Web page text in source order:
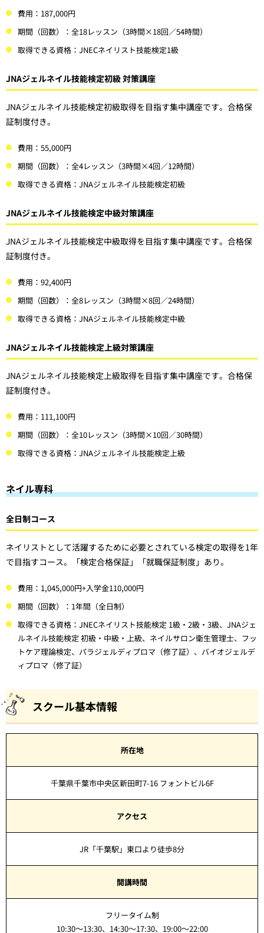
費用：187,000円
期間（回数）：全18レッスン（3時間×18回／54時間）
取得できる資格：JNECネイリスト技能検定1級
JNAジェルネイル技能検定初級 対策講座
JNAジェルネイル技能検定初級取得を目指す集中講座です。合格保
証制度付き。
費用：55,000円
期間（回数）：全4レッスン（3時間×4回／12時間）
取得できる資格：JNAジェルネイル技能検定初級
JNAジェルネイル技能検定中級対策講座
JNAジェルネイル技能検定中級取得を目指す集中講座です。合格保
証制度付き。
費用：92,400円
期間（回数）：全8レッスン（3時間×8回／24時間）
取得できる資格：JNAジェルネイル技能検定中級
JNAジェルネイル技能検定上級対策講座
JNAジェルネイル技能検定上級取得を目指す集中講座です。合格保
証制度付き。
費用：111,100円
期間（回数）：全10レッスン（3時間×10回／30時間）
取得できる資格：JNAジェルネイル技能検定上級
ネイル専科
全日制コース
ネイリストとして活躍するために必要とされている検定の取得を1年
で目指すコース。「検定合格保証」「就職保証制度」あり。
費用：1,045,000円+入学金110,000円
期間（回数）：1年間（全日制）
取得できる資格：JNECネイリスト技能検定 1級・2級・3級、JNAジェ
ルネイル技能検定 初級・中級・上級、ネイルサロン衛生管理士、フッ
トケア理論検定、パラジェルディプロマ（修了証）、バイオジェルデ
ィプロマ（修了証）
スクール基本情報
所在地
千葉県千葉市中央区新田町7-16 フォントビル6F
アクセス
JR「千葉駅」東口より徒歩8分
開講時間
フリータイム制
10:30～13:30、14:30～17:30、19:00～22:00